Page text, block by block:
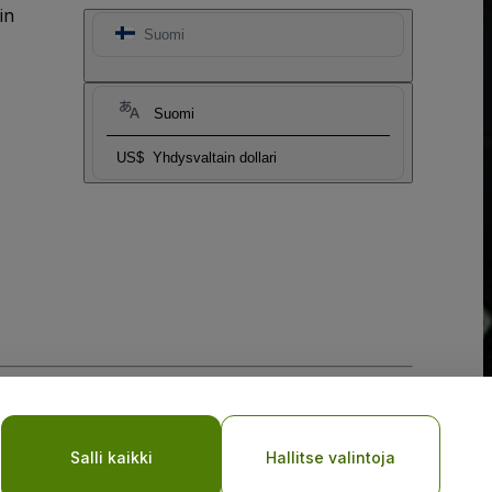
Suomi
Suomi
US$ Yhdysvaltain dollari
Salli kaikki Hallitse valintoja